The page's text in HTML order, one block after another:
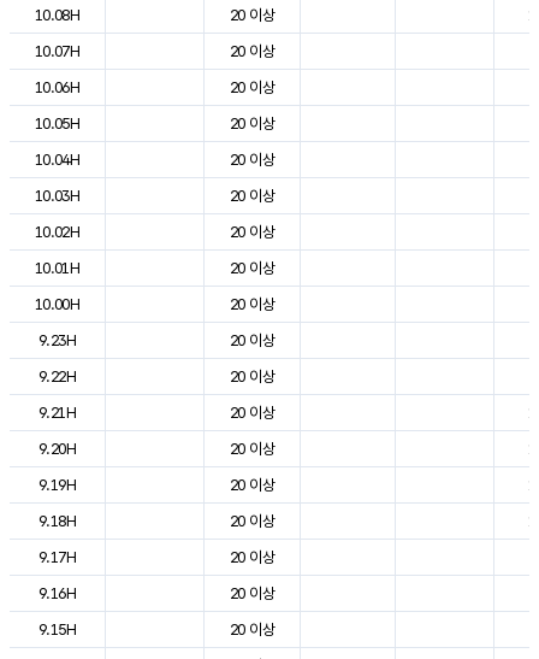
10.08H
20 이상
10.07H
20 이상
10.06H
20 이상
10.05H
20 이상
10.04H
20 이상
10.03H
20 이상
10.02H
20 이상
10.01H
20 이상
10.00H
20 이상
9.23H
20 이상
9.22H
20 이상
9.21H
20 이상
9.20H
20 이상
9.19H
20 이상
9.18H
20 이상
9.17H
20 이상
9.16H
20 이상
9.15H
20 이상